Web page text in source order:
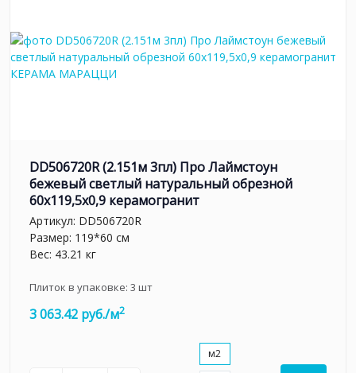
DD506720R (2.151м 3пл) Про Лаймстоун
бежевый светлый натуральный обрезной
60x119,5x0,9 керамогранит
Артикул: DD506720R
Размер: 119*60 см
Вес: 43.21 кг
Плиток в упаковке: 3 шт
3 063.42 руб./м2
м2